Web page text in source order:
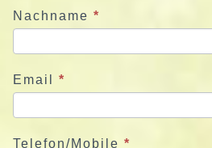
e
t
Nachname *
Email *
Telefon/Mobile *